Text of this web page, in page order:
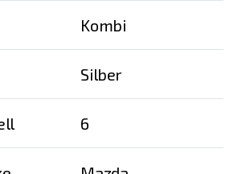
Kombi
Silber
6